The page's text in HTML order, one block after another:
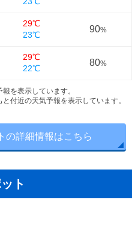
29℃
23℃
90%
29℃
22℃
80%
を表示しています。
付近の天気予報を表示しています。
の詳細情報はこちら
ト